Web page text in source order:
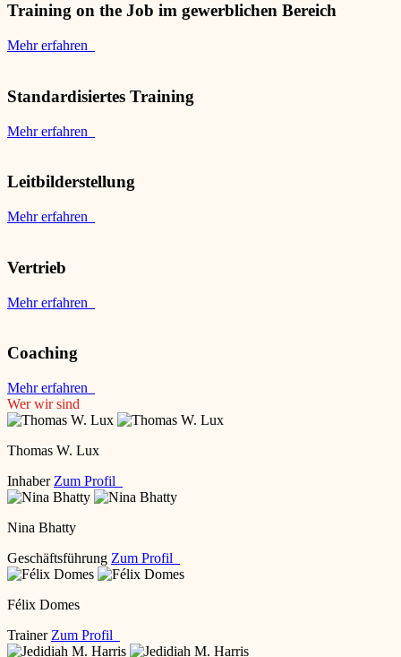
Training on the Job im gewerblichen Bereich
Mehr erfahren
Standardisiertes Training
Mehr erfahren
Leitbilderstellung
Mehr erfahren
Vertrieb
Mehr erfahren
Coaching
Mehr erfahren
Wer wir sind
Thomas W. Lux
Inhaber Zum Profil
Nina Bhatty
Geschäftsführung Zum Profil
Félix Domes
Trainer Zum Profil